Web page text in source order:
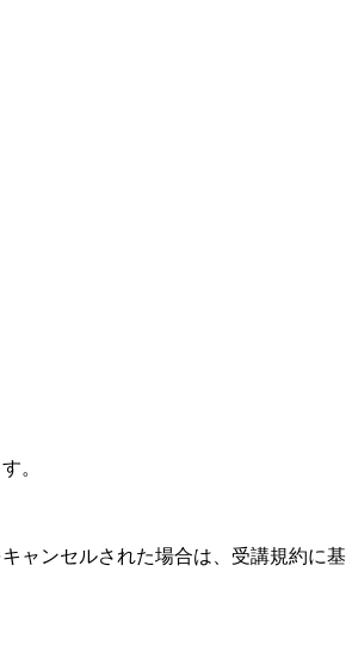
。
ンセルされた場合は、受講規約に